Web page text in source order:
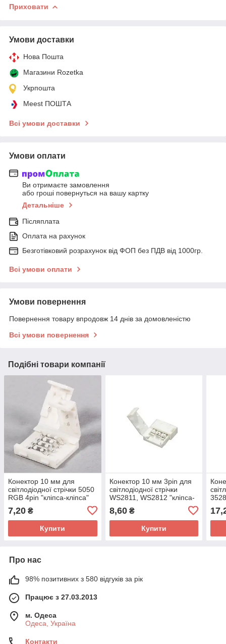
Приховати
Умови доставки
Нова Пошта
Магазини Rozetka
Укрпошта
Meest ПОШТА
Всі умови доставки
Умови оплати
Ви отримаєте замовлення
або гроші повернуться на вашу картку
Детальніше
Післяплата
Оплата на рахунок
Безготівковий розрахунок від ФОП без ПДВ від 1000гр.
Всі умови оплати
Умови повернення
Повернення товару впродовж 14 днів за домовленістю
Всі умови повернення
Подібні товари компанії
Конектор 10 мм для
світлодіодної стрічки 5050
RGB 4pin "кліпса-кліпса"
7,20 ₴
Купити
Конектор 10 мм 3pin для
світлодіодної стрічки
WS2811, WS2812 "кліпса-
8,60₴
Купити
Про нас
98% позитивних з 580 відгуків за рік
Працює з 27.03.2013
м. Одеса
Одеса, Україна
Контакти